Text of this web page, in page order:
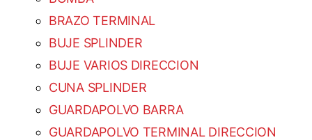
BRAZO TERMINAL
BUJE SPLINDER
BUJE VARIOS DIRECCION
CUNA SPLINDER
GUARDAPOLVO BARRA
GUARDAPOLVO TERMINAL DIRECCION